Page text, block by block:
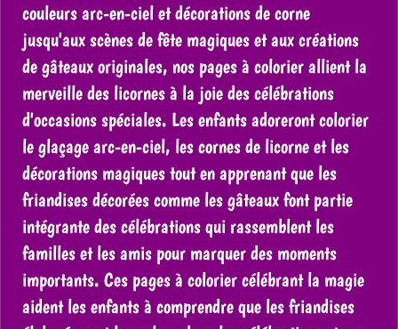
couleurs arc-en-ciel et décorations de corne
jusqu'aux scènes de fête magiques et aux créations
de gâteaux originales, nos pages à colorier allient la
merveille des licornes à la joie des célébrations
d'occasions spéciales. Les enfants adoreront colorier
le glaçage arc-en-ciel, les cornes de licorne et les
décorations magiques tout en apprenant que les
friandises décorées comme les gâteaux font partie
intégrante des célébrations qui rassemblent les
familles et les amis pour marquer des moments
importants. Ces pages à colorier célébrant la magie
aident les enfants à comprendre que les friandises